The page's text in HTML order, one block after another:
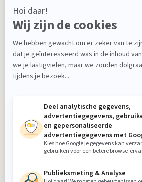
Restaurant ROOST
Woonblog
Binnenkijken bij...
FanPas
Ontvang nieuws, tips en de laatste